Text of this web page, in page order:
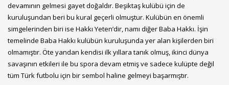
devamının gelmesi gayet doğaldır. Beşiktaş kulübü için de
kuruluşundan beri bu kural geçerli olmuştur. Kulübün en önemli
simgelerinden biri ise Hakkı Yeten’dir, namı diğer Baba Hakkı. İşin
temelinde Baba Hakkı kulübün kuruluşunda yer alan kişilerden biri
olmamıştır. Öte yandan kendisi ilk yıllara tanık olmuş, ikinci dünya
savaşının etkileri ile bu spora devam etmiş ve sadece kulüpte değil
tüm Türk futbolu için bir sembol haline gelmeyi başarmıştır.